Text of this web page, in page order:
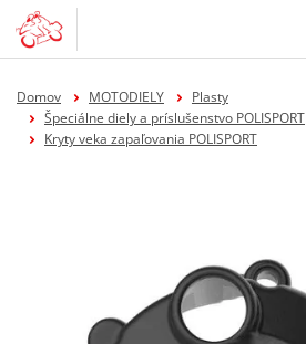
Domov MOTODIELY
Plasty
Špeciálne diely a príslušenstvo POLISPORT
Kryty veka zapaľovania POLISPORT